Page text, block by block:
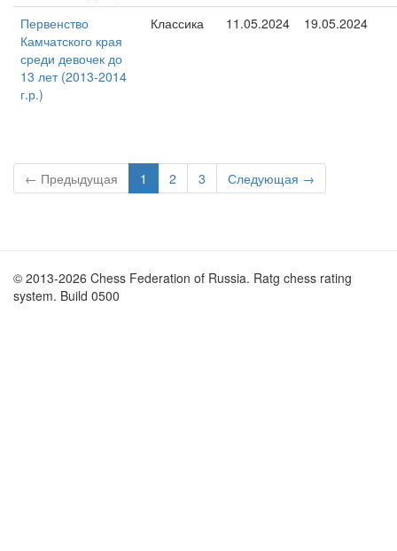
Первенство
Камчатского края
среди девочек до
13 лет (2013-2014
г.р.)
Классика 11.05.2024 19.05.2024
← Предыдущая 1 2 3 Следующая →
© 2013-2026 Chess Federation of Russia. Ratg chess rating
system. Build 0500